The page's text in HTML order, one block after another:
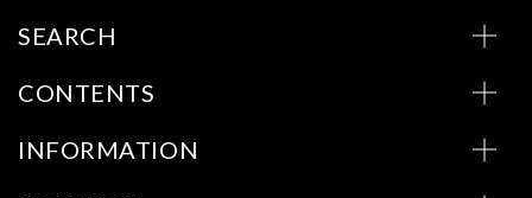
SEARCH
CONTENTS
INFORMATION